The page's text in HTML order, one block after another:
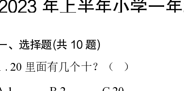
一、选择题(共10题)
A.1B.2C.20